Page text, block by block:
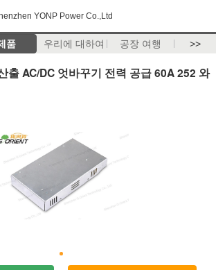
YONP Power Co.,Ltd
품 우리에 대하여 공장 여행 >>
출 AC/DC 엇바꾸기 전력 공급 60A 252 와